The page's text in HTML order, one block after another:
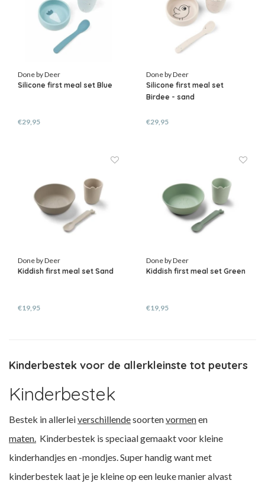
Done by Deer
Silicone first meal set Blue
€29,95
Done by Deer
Silicone first meal set
Birdee - sand
€29,95
Done by Deer
Kiddish first meal set Sand
€19,95
Done by Deer
Kiddish first meal set Green
€19,95
Kinderbestek voor de allerkleinste tot peuters
Kinderbestek
Bestek in allerleiverschillendesoortenvormenen
maten. Kinderbestek is speciaal gemaakt voor kleine
kinderhandjes en -mondjes. Super handig want met
kinderbestek laat je je kleine op een leuke manier alvast